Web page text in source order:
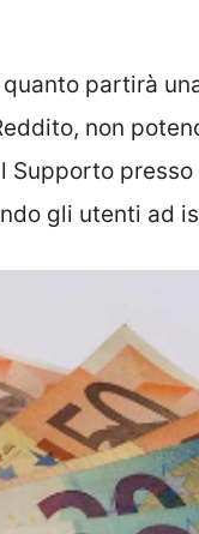
partirà
non
Supporto presso
gli utenti ad